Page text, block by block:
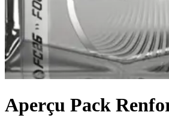
Aperçu Pack